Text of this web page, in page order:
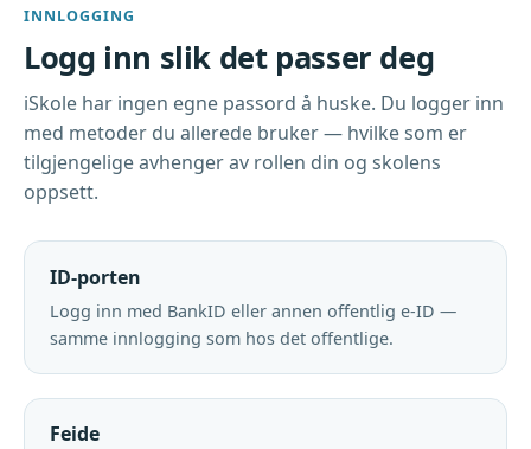
INNLOGGING
Logg inn slik det passer deg
iSkole har ingen egne passord å huske. Du logger inn
med metoder du allerede bruker — hvilke som er
tilgjengelige avhenger av rollen din og skolens
oppsett.
ID-porten
Logg inn med BankID eller annen offentlig e-ID —
samme innlogging som hos det offentlige.
Feide